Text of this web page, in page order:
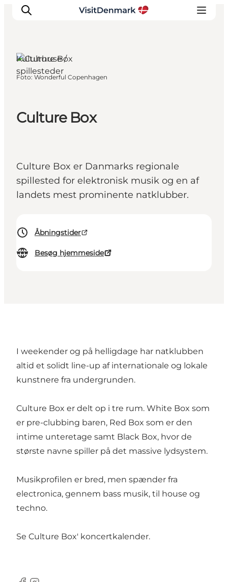
Oplevelser
Culture Box
Culture Box er Danmarks regionale
spillested for elektronisk musik og en af
landets mest prominente natklubber.
Åbningstider
Besøg hjemmeside
Kulturhuse /
spillesteder
Foto: Wonderful Copenhagen
I weekender og på helligdage har natklubben
altid et solidt line-up af internationale og lokale
kunstnere fra undergrunden.
Culture Box er delt op i tre rum. White Box som
er pre-clubbing baren, Red Box som er den
intime unteretage samt Black Box, hvor de
største navne spiller på det massive lydsystem.
Musikprofilen er bred, men spænder fra
electronica, gennem bass musik, til house og
techno.
Se Culture Box' koncertkalender.